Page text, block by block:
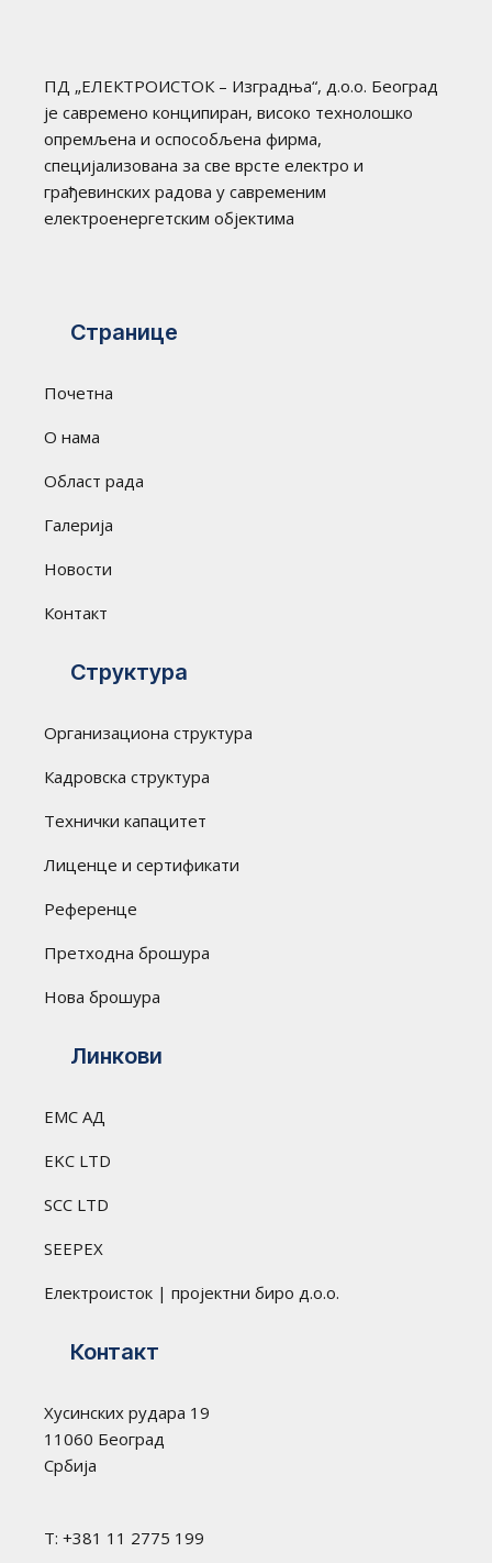
ПД „ЕЛЕКТРОИСТОК – Изградња“, д.о.о. Београд
је савремено конципиран, високо технолошко
опремљена и оспособљена фирма,
специјализована за све врсте електро и
грађевинских радова у савременим
електроенергетским објектима
Странице
Почетна
О нама
Област рада
Галерија
Новости
Контакт
Структура
Организациона структура
Кадровска структура
Технички капацитет
Лиценце и сертификати
Референце
Претходна брошура
Нова брошура
Линкови
ЕМС АД
EKC LTD
SCC LTD
SEEPEX
Електроисток | пројектни биро д.о.о.
Контакт
Хусинских рудара 19
11060 Београд
Србија
T: +381 11 2775 199